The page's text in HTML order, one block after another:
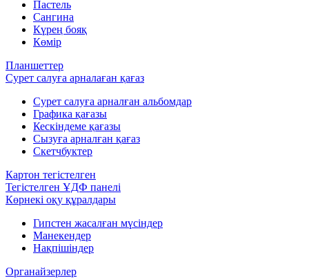
Пастель
Сангина
Күрең бояқ
Көмір
Планшеттер
Сурет салуға арналаған қағаз
Сурет салуға арналған альбомдар
Графика қағазы
Кескіндеме қағазы
Сызуға арналған қағаз
Скетчбуктер
Картон тегістелген
Тегістелген ҰДФ панелі
Көрнекі оқу құралдары
Гипстен жасалған мүсіндер
Манекендер
Нақпішіндер
Органайзерлер